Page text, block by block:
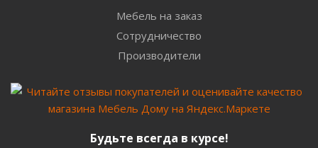
Мебель на заказ
Сотрудничество
Производители
Будьте всегда в курсе!